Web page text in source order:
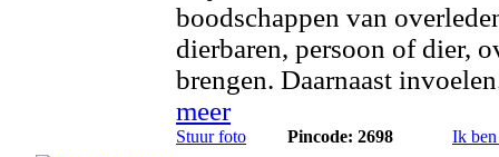
boodschappen van
dierbaren, persoon of dier,
brengen. Daarnaast
meer
Stuur foto Pincode: 2698 Ik